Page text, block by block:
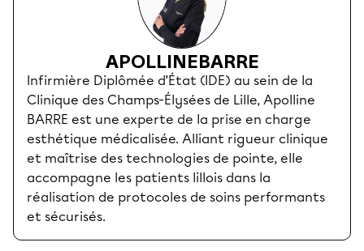
APOLLINEBARRE
Infirmière Diplômée d’État (IDE) au sein de la
Clinique des Champs-Élysées de Lille, Apolline
BARRE est une experte de la prise en charge
esthétique médicalisée. Alliant rigueur clinique
et maîtrise des technologies de pointe, elle
accompagne les patients lillois dans la
réalisation de protocoles de soins performants
et sécurisés.